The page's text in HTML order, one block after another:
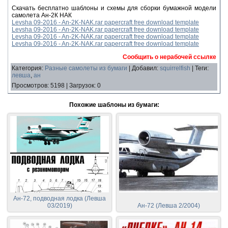
Скачать бесплатно шаблоны и схемы для сборки бумажной модели
самолета Ан-2К НАК
Levsha 09-2016 - An-2K-NAK.rar papercraft free download template
Levsha 09-2016 - An-2K-NAK.rar papercraft free download template
Levsha 09-2016 - An-2K-NAK.rar papercraft free download template
Levsha 09-2016 - An-2K-NAK.rar papercraft free download template
Сообщить о нерабочей ссылке
Категория: Разные самолеты из бумаги Добавил: squirrelfish Теги:
левша, ан
Просмотров: 5198 Загрузок: 0
Похожие шаблоны из бумаги:
Ан-72, подводная лодка (Левша
03/2019)
Ан-72 (Левша 2/2004)